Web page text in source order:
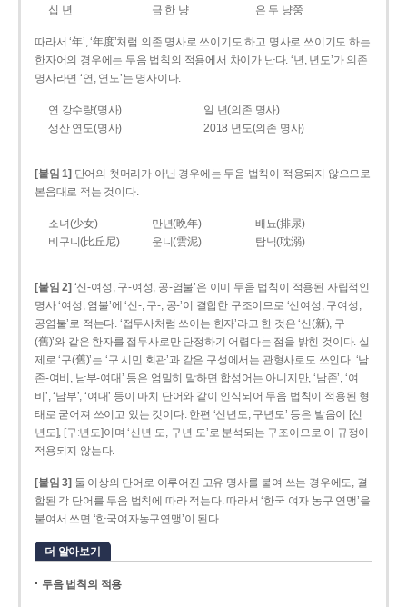
십 년 금 한 냥 은 두 냥쭝
따라서 ‘年’, ‘年度’처럼 의존 명사로 쓰이기도 하고 명사로 쓰이기도 하는
한자어의 경우에는 두음 법칙의 적용에서 차이가 난다. ‘년, 년도’가 의존
명사라면 ‘연, 연도’는 명사이다.
연 강수량(명사)
일 년(의존 명사)
생산 연도(명사)
2018 년도(의존 명사)
[붙임 1] 단어의 첫머리가 아닌 경우에는 두음 법칙이 적용되지 않으므로
본음대로 적는 것이다.
소녀(少女) 만년(晩年)
배뇨(排尿)
비구니(比丘尼)
운니(雲泥) 탐닉(耽溺)
[붙임 2] ‘신-여성, 구-여성, 공-염불’은 이미 두음 법칙이 적용된 자립적인
명사 ‘여성, 염불’에 ‘신-, 구-, 공-’이 결합한 구조이므로 ‘신여성, 구여성,
공염불’로 적는다. ‘접두사처럼 쓰이는 한자’라고 한 것은 ‘신(新), 구
(舊)’와 같은 한자를 접두사로만 단정하기 어렵다는 점을 밝힌 것이다. 실
제로 ‘구(舊)’는 ‘구 시민 회관’과 같은 구성에서는 관형사로도 쓰인다. ‘남
존­-여비, 남부-­여대’ 등은 엄밀히 말하면 합성어는 아니지만, ‘남존’, ‘여
비’, ‘남부’, ‘여대’ 등이 마치 단어와 같이 인식되어 두음 법칙이 적용된 형
태로 굳어져 쓰이고 있는 것이다. 한편 ‘신년도, 구년도’ 등은 발음이 [신
년도], [구ː년도]이며 ‘신년­-도, 구년-­도’로 분석되는 구조이므로 이 규정이
적용되지 않는다.
[붙임 3] 둘 이상의 단어로 이루어진 고유 명사를 붙여 쓰는 경우에도, 결
합된 각 단어를 두음 법칙에 따라 적는다. 따라서 ‘한국 여자 농구 연맹’을
붙여서 쓰면 ‘한국여자농구연맹’이 된다.
더 알아보기
두음 법칙의 적용